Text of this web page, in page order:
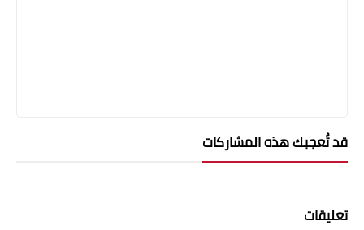
قد تُعجبك هذه المشاركات
تعليقات